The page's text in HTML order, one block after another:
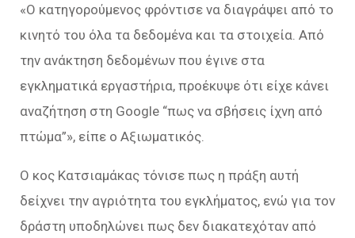
«Ο κατηγορούμενος φρόντισε να διαγράψει από το
κινητό του όλα τα δεδομένα και τα στοιχεία. Από
την ανάκτηση δεδομένων που έγινε στα
εγκληματικά εργαστήρια, προέκυψε ότι είχε κάνει
αναζήτηση στη Google “πως να σβήσεις ίχνη από
πτώμα”», είπε ο Αξιωματικός.
Ο κος Κατσιαμάκας τόνισε πως η πράξη αυτή
δείχνει την αγριότητα του εγκλήματος, ενώ για τον
δράστη υποδηλώνει πως δεν διακατεχόταν από